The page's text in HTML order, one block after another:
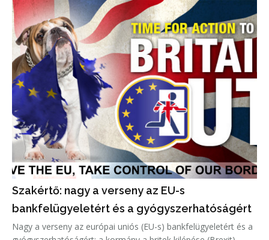
Szakértő: nagy a verseny az EU-s
bankfelügyeletért és a gyógyszerhatóságért
Nagy a verseny az európai uniós (EU-s) bankfelügyeletért és a